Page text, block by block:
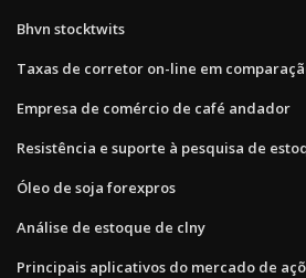
Bhvn stocktwits
Taxas de corretor on-line em
Empresa de comércio de café andador
Resistência e suporte à pesquisa de
Óleo de soja forexpros
Análise de estoque de clny
Principais aplicativos do mercado de